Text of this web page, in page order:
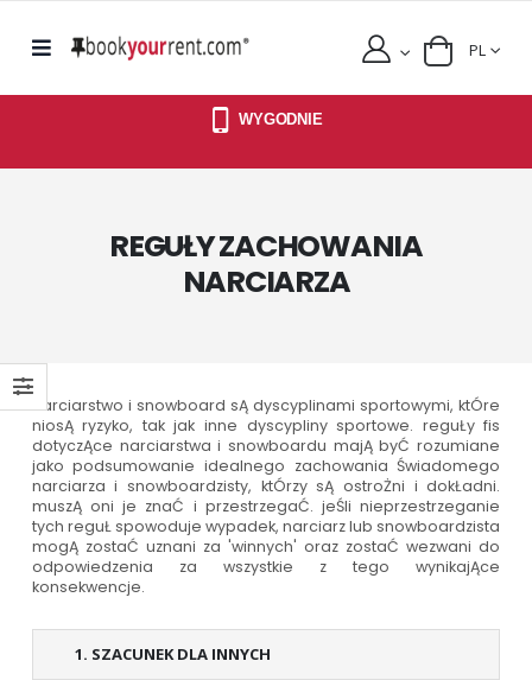
PL
WYGODNIE
REGUŁY ZACHOWANIA
NARCIARZA
narciarstwo i snowboard sĄ dyscyplinami sportowymi, ktÓre
niosĄ ryzyko, tak jak inne dyscypliny sportowe. reguŁy fis
dotyczĄce narciarstwa i snowboardu majĄ byĆ rozumiane
jako podsumowanie idealnego zachowania Świadomego
narciarza i snowboardzisty, ktÓrzy sĄ ostroŻni i dokŁadni.
muszĄ oni je znaĆ i przestrzegaĆ. jeŚli nieprzestrzeganie
tych reguŁ spowoduje wypadek, narciarz lub snowboardzista
mogĄ zostaĆ uznani za 'winnych' oraz zostaĆ wezwani do
odpowiedzenia za wszystkie z tego wynikajĄce
konsekwencje.
1. SZACUNEK DLA INNYCH